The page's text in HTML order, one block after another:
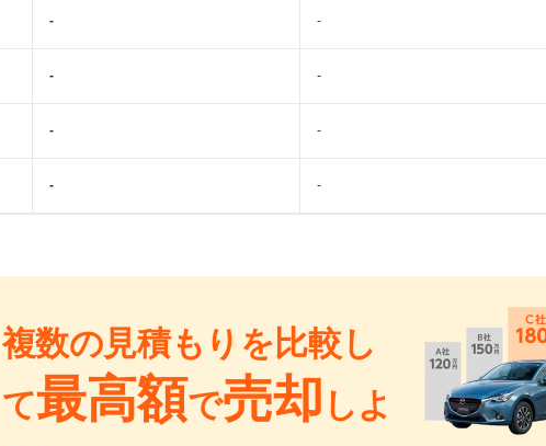
- -
- -
- -
- -
複数の見積もりを比較し
て最高額で売却 しよ